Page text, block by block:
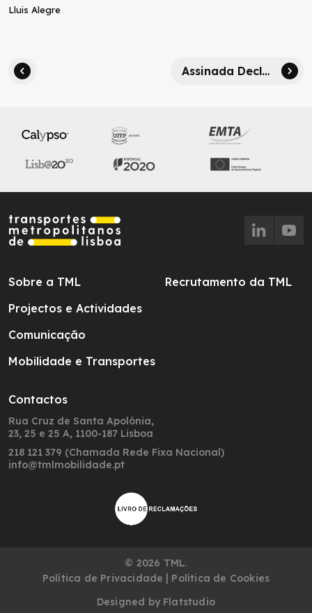
Lluis Alegre
Assinada Declaração de Barcelona que vem destacar o papel das Autoridades de Transporte Público
Sobre a TML
Projectos e Actividades
Comunicação
Mobilidade e Transportes
Recrutamento da TML
Contactos
Rua Cruz de Santa Apolónia,
23, 25 e 25 A, 1100-187 Lisboa
218 121 379 (Chamada Rede Fixa Nacional)
info@tmlmobilidade.pt
© 2026 TML.
Política de Privacidade | Política de Cookies
Designed by Flatstudio